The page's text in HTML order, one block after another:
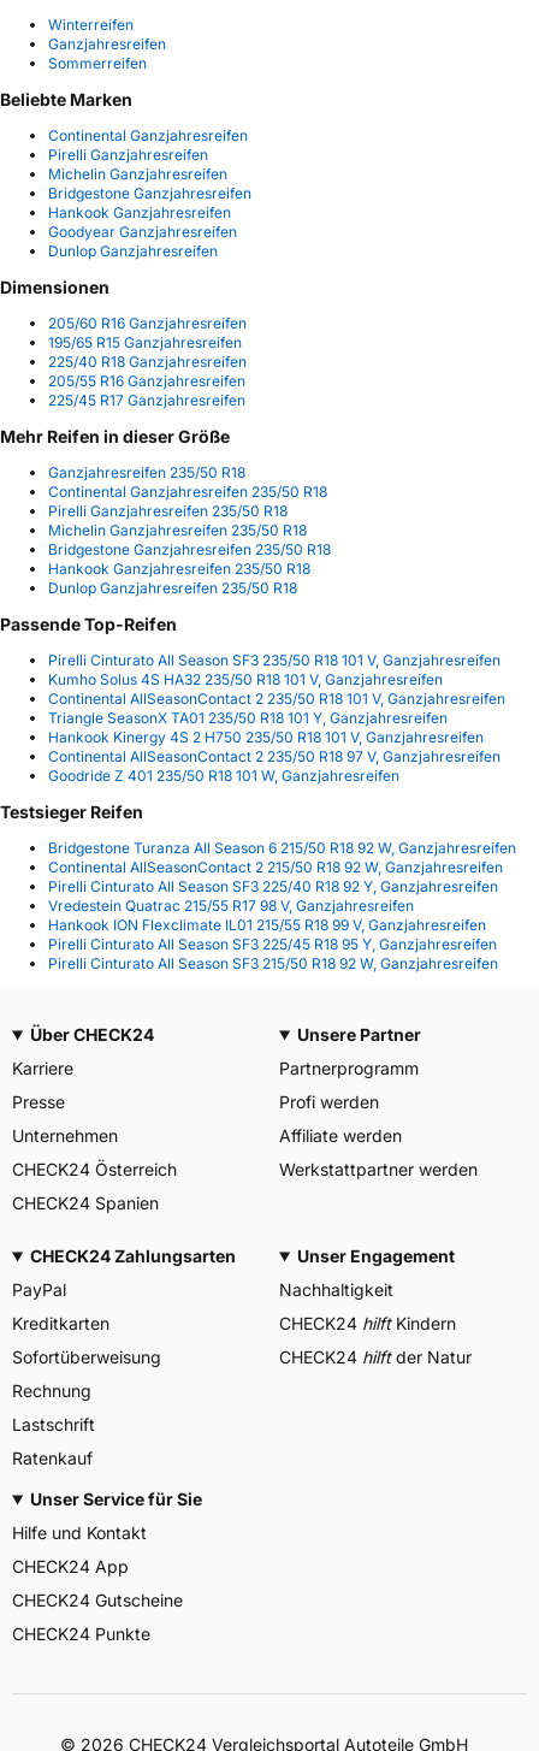
Winterreifen
Ganzjahresreifen
Sommerreifen
Beliebte Marken
Continental Ganzjahresreifen
Pirelli Ganzjahresreifen
Michelin Ganzjahresreifen
Bridgestone Ganzjahresreifen
Hankook Ganzjahresreifen
Goodyear Ganzjahresreifen
Dunlop Ganzjahresreifen
Dimensionen
205/60 R16 Ganzjahresreifen
195/65 R15 Ganzjahresreifen
225/40 R18 Ganzjahresreifen
205/55 R16 Ganzjahresreifen
225/45 R17 Ganzjahresreifen
Mehr Reifen in dieser Größe
Ganzjahresreifen 235/50 R18
Continental Ganzjahresreifen 235/50 R18
Pirelli Ganzjahresreifen 235/50 R18
Michelin Ganzjahresreifen 235/50 R18
Bridgestone Ganzjahresreifen 235/50 R18
Hankook Ganzjahresreifen 235/50 R18
Dunlop Ganzjahresreifen 235/50 R18
Passende Top-Reifen
Pirelli Cinturato All Season SF3 235/50 R18 101 V, Ganzjahresreifen
Kumho Solus 4S HA32 235/50 R18 101 V, Ganzjahresreifen
Continental AllSeasonContact 2 235/50 R18 101 V, Ganzjahresreifen
Triangle SeasonX TA01 235/50 R18 101 Y, Ganzjahresreifen
Hankook Kinergy 4S 2 H750 235/50 R18 101 V, Ganzjahresreifen
Continental AllSeasonContact 2 235/50 R18 97 V, Ganzjahresreifen
Goodride Z 401 235/50 R18 101 W, Ganzjahresreifen
Testsieger Reifen
Bridgestone Turanza All Season 6 215/50 R18 92 W, Ganzjahresreifen
Continental AllSeasonContact 2 215/50 R18 92 W, Ganzjahresreifen
Pirelli Cinturato All Season SF3 225/40 R18 92 Y, Ganzjahresreifen
Vredestein Quatrac 215/55 R17 98 V, Ganzjahresreifen
Hankook ION Flexclimate IL01 215/55 R18 99 V, Ganzjahresreifen
Pirelli Cinturato All Season SF3 225/45 R18 95 Y, Ganzjahresreifen
Pirelli Cinturato All Season SF3 215/50 R18 92 W, Ganzjahresreifen
Über CHECK24
Karriere
Presse
Unternehmen
CHECK24 Österreich
CHECK24 Spanien
Unsere Partner
Partnerprogramm
Profi werden
Affiliate werden
Werkstattpartner werden
CHECK24 Zahlungsarten
PayPal
Kreditkarten
Sofortüberweisung
Rechnung
Lastschrift
Ratenkauf
Unser Engagement
Nachhaltigkeit
CHECK24 hilftKindern
CHECK24 hilftder Natur
Unser Service für Sie
Hilfe und Kontakt
CHECK24 App
CHECK24 Gutscheine
CHECK24 Punkte
© 2026 CHECK24 Vergleichsportal Autoteile GmbH